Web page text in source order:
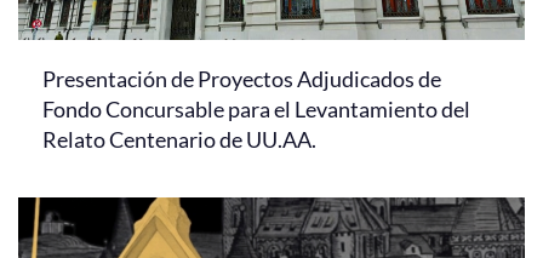
Presentación de Proyectos Adjudicados de
Fondo Concursable para el Levantamiento del
Relato Centenario de UU.AA.